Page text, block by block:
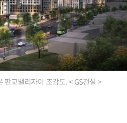
교밸리자이 조감도. < GS건설 >